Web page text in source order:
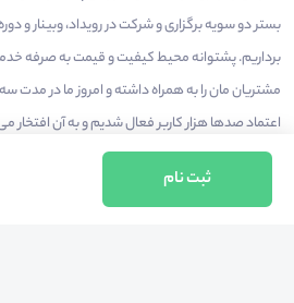
ثبت نام
بستر دو سویه برگزاری و شرکت در رویداد، وبینار و
برداریم. پشتوانه محیط کیفیت و قیمت به صرفه
مشتریان مان را به همراه داشته و امروز ما در
اعتماد صدها هزار کاربر فعال شدیم و به آن افتخار